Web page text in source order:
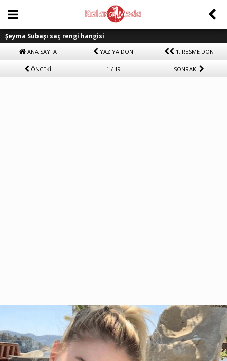
Şeyma Subaşı saç rengi hangisi
ANA SAYFA YAZIYA DÖN 1. RESME DÖN
ÖNCEKİ 1 / 19 SONRAKİ